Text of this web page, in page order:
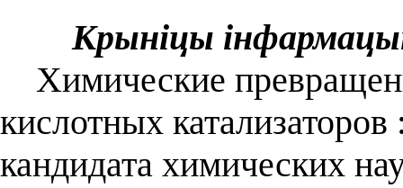
Крыніцы
Химические
кислотных
кандидата химических